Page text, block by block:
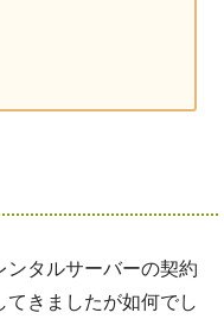
タルサーバーの契約
きましたが如何でし